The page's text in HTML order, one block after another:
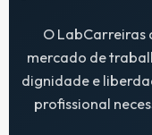
O LabCarreiras
mercado de
dignidade e
profissional